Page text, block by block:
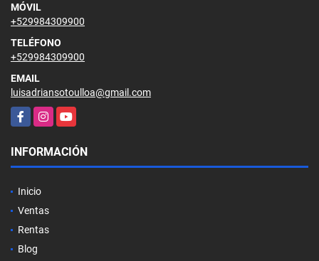
MÓVIL
+529984309900
TELÉFONO
+529984309900
EMAIL
luisadriansotoulloa@gmail.com
FacebookInstagramYouTube
INFORMACIÓN
Inicio
Ventas
Rentas
Blog